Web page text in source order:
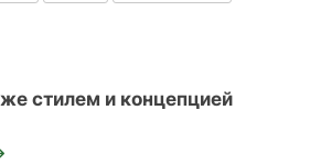
стилем и концепцией